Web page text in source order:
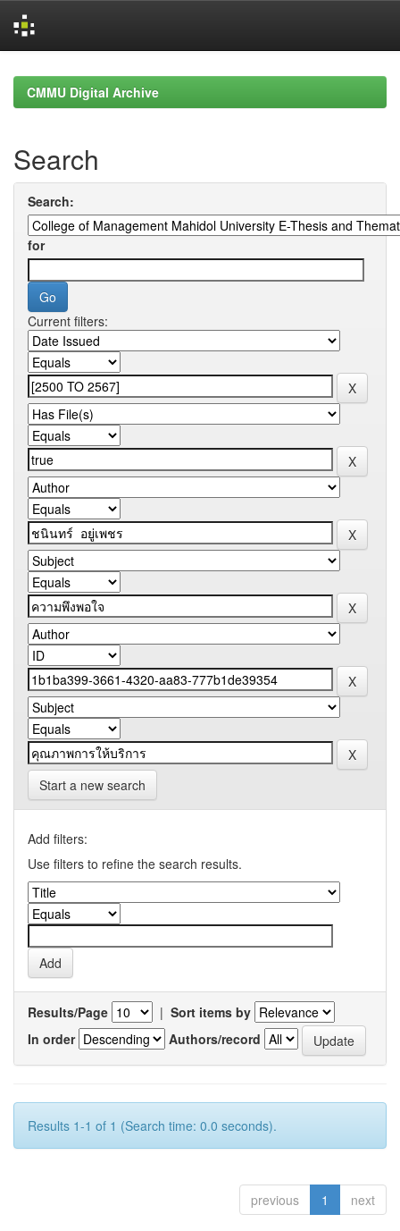
navigationCMMU Digital Archive
Search
Search:
for
Current filters:
Start a new search
Add filters:
Use filters to refine the search results.
Results/Page | Sort items by
In order
Authors/record
Results 1-1 of 1 (Search time: 0.0 seconds).
previous 1 next